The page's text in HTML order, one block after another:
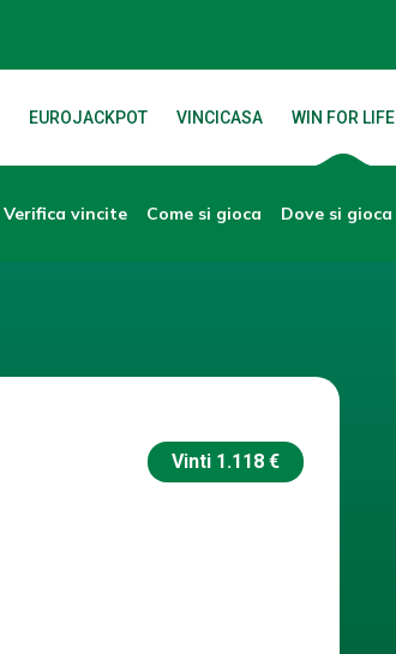
EUROJACKPOT VINCICASA WIN FOR LIFE
Verifica vincite Come si gioca Dove si gioca
Vinti 1.118 €